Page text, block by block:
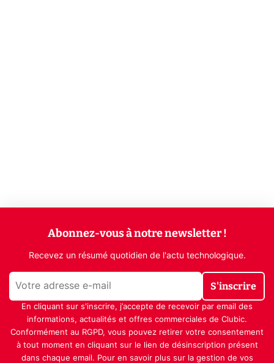
Abonnez-vous à notre newsletter !
Recevez un résumé quotidien de l'actu technologique.
S'inscrire
En cliquant sur s'inscrire, j’accepte de recevoir par email des
informations, actualités et offres commerciales de Clubic.
Conformément au RGPD, vous pouvez retirer votre consentement
à tout moment en cliquant sur le lien de désinscription présent
dans chaque email. Pour en savoir plus sur la gestion de vos